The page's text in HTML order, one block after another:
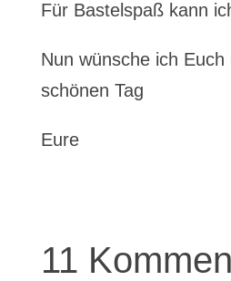
Für Bastelspaß kann
Nun wünsche ich Euch
schönen Tag
Eure
11